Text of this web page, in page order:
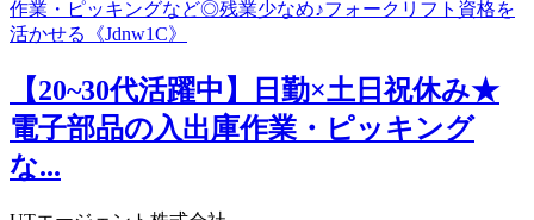
【20~30代活躍中】日勤×土日祝休み★
電子部品の入出庫作業・ピッキング
な...